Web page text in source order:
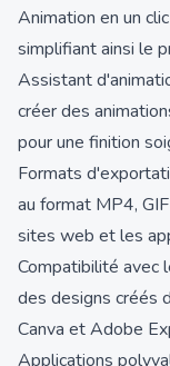
Animation en un
simplifiant ainsi le
Assistant
créer des
pour une finition
Formats
au format MP4,
sites web et les
Compatibilité avec
des designs créés
Canva et Adobe
Applications